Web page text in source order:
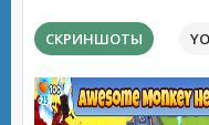
СКРИНШОТЫ